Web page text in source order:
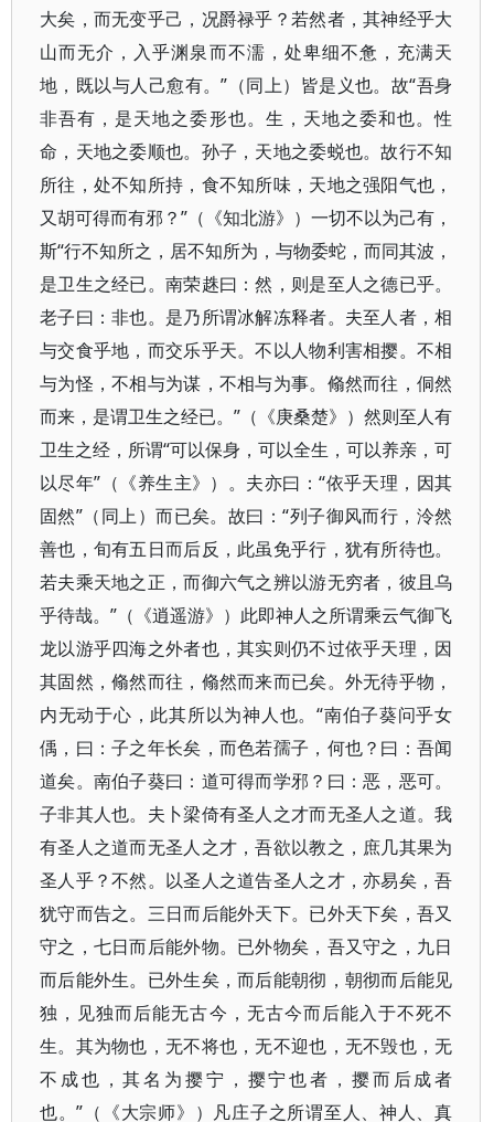
大矣，而无变乎己，况爵禄乎？若然者，其神经乎大
山而无介，入乎渊泉而不濡，处卑细不惫，充满天
地，既以与人己愈有。”（同上）皆是义也。故“吾身
非吾有，是天地之委形也。生，天地之委和也。性
命，天地之委顺也。孙子，天地之委蜕也。故行不知
所往，处不知所持，食不知所味，天地之强阳气也，
又胡可得而有邪？”（《知北游》）一切不以为己有，
斯“行不知所之，居不知所为，与物委蛇，而同其波，
是卫生之经已。南荣趎曰：然，则是至人之德已乎。
老子曰：非也。是乃所谓冰解冻释者。夫至人者，相
与交食乎地，而交乐乎天。不以人物利害相撄。不相
与为怪，不相与为谋，不相与为事。翛然而往，侗然
而来，是谓卫生之经已。”（《庚桑楚》）然则至人有
卫生之经，所谓“可以保身，可以全生，可以养亲，可
以尽年”（《养生主》）。夫亦曰：“依乎天理，因其
固然”（同上）而已矣。故曰：“列子御风而行，泠然
善也，旬有五日而后反，此虽免乎行，犹有所待也。
若夫乘天地之正，而御六气之辨以游无穷者，彼且乌
乎待哉。”（《逍遥游》）此即神人之所谓乘云气御飞
龙以游乎四海之外者也，其实则仍不过依乎天理，因
其固然，翛然而往，翛然而来而已矣。外无待乎物，
内无动于心，此其所以为神人也。“南伯子葵问乎女
偊，曰：子之年长矣，而色若孺子，何也？曰：吾闻
道矣。南伯子葵曰：道可得而学邪？曰：恶，恶可。
子非其人也。夫卜梁倚有圣人之才而无圣人之道。我
有圣人之道而无圣人之才，吾欲以教之，庶几其果为
圣人乎？不然。以圣人之道告圣人之才，亦易矣，吾
犹守而告之。三日而后能外天下。已外天下矣，吾又
守之，七日而后能外物。已外物矣，吾又守之，九日
而后能外生。已外生矣，而后能朝彻，朝彻而后能见
独，见独而后能无古今，无古今而后能入于不死不
生。其为物也，无不将也，无不迎也，无不毁也，无
不成也，其名为撄宁，撄宁也者，撄而后成者
也。”（《大宗师》）凡庄子之所谓至人、神人、真